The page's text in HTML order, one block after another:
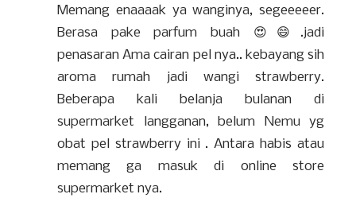
Memang enaaaak ya wanginya, segeeeeer.
Berasa pake parfum buah 😍😄.jadi
penasaran Ama cairan pel nya.. kebayang sih
aroma rumah jadi wangi strawberry.
Beberapa kali belanja bulanan di
supermarket langganan, belum Nemu yg
obat pel strawberry ini . Antara habis atau
memang ga masuk di online store
supermarket nya.